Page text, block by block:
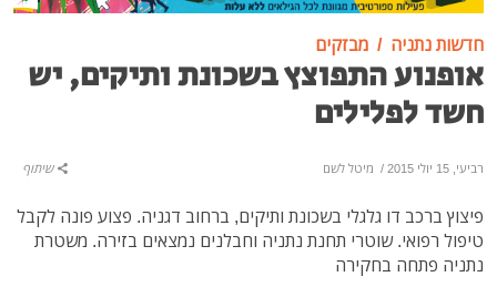
חדשות נתניה מבזקים
אופנוע התפוצץ בשכונת ותיקים, יש
חשד לפלילים
רביעי, 15 יולי 2015 / מיטל לשם שיתוף
פיצוץ ברכב דו גלגלי בשכונת ותיקים, ברחוב דגניה. פצוע פונה לקבל
טיפול רפואי. שוטרי תחנת נתניה וחבלנים נמצאים בזירה. משטרת
נתניה פתחה בחקירה